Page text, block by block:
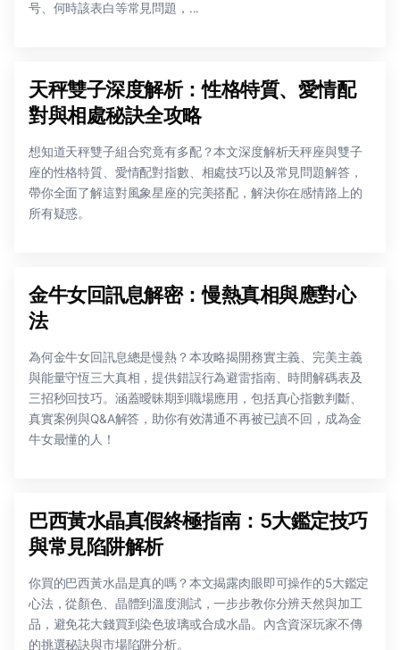
号、何時該表白等常見問題，...
天秤雙子深度解析：性格特質、愛情配
對與相處秘訣全攻略
想知道天秤雙子組合究竟有多配？本文深度解析天秤座與雙子
座的性格特質、愛情配對指數、相處技巧以及常見問題解答，
帶你全面了解這對風象星座的完美搭配，解決你在感情路上的
所有疑惑。
金牛女回訊息解密：慢熱真相與應對心
法
為何金牛女回訊息總是慢熱？本攻略揭開務實主義、完美主義
與能量守恆三大真相，提供錯誤行為避雷指南、時間解碼表及
三招秒回技巧。涵蓋曖昧期到職場應用，包括真心指數判斷、
真實案例與Q&A解答，助你有效溝通不再被已讀不回，成為金
牛女最懂的人！
巴西黃水晶真假終極指南：5大鑑定技巧
與常見陷阱解析
你買的巴西黃水晶是真的嗎？本文揭露肉眼即可操作的5大鑑定
心法，從顏色、晶體到溫度測試，一步步教你分辨天然與加工
品，避免花大錢買到染色玻璃或合成水晶。內含資深玩家不傳
的挑選秘訣與市場陷阱分析。